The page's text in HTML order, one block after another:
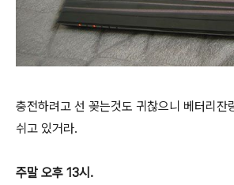
충전하려고 선 꽂는것도 귀찮으니 베터리잔
쉬고 있거라.
주말 오후 13시.